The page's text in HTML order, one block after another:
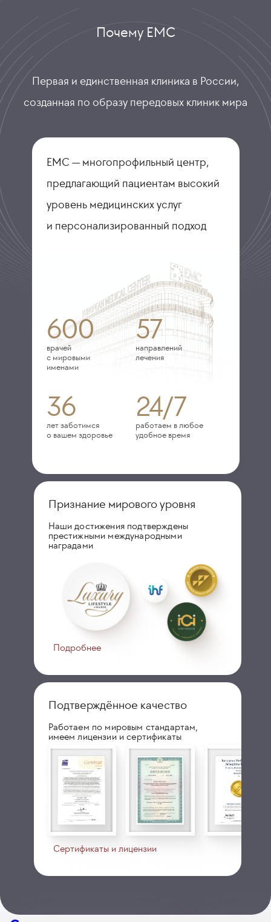
Почему ЕМС
Первая и единственная клиника в России,
созданная по образу передовых клиник мира
ЕМС — многопрофильный центр,
предлагающий пациентам высокий
уровень медицинских услуг
и персонализированный подход
600
врачей
с мировыми
именами
57
направлений
лечения
36
лет заботимся
о вашем здоровье
24/7
работаем в любое
удобное время
Признание мирового уровня
Наши достижения подтверждены
престижными международными
наградами
Подробнее
Подтверждённое качество
Работаем по мировым стандартам,
имеем лицензии и сертификаты
Сертификаты и лицензии